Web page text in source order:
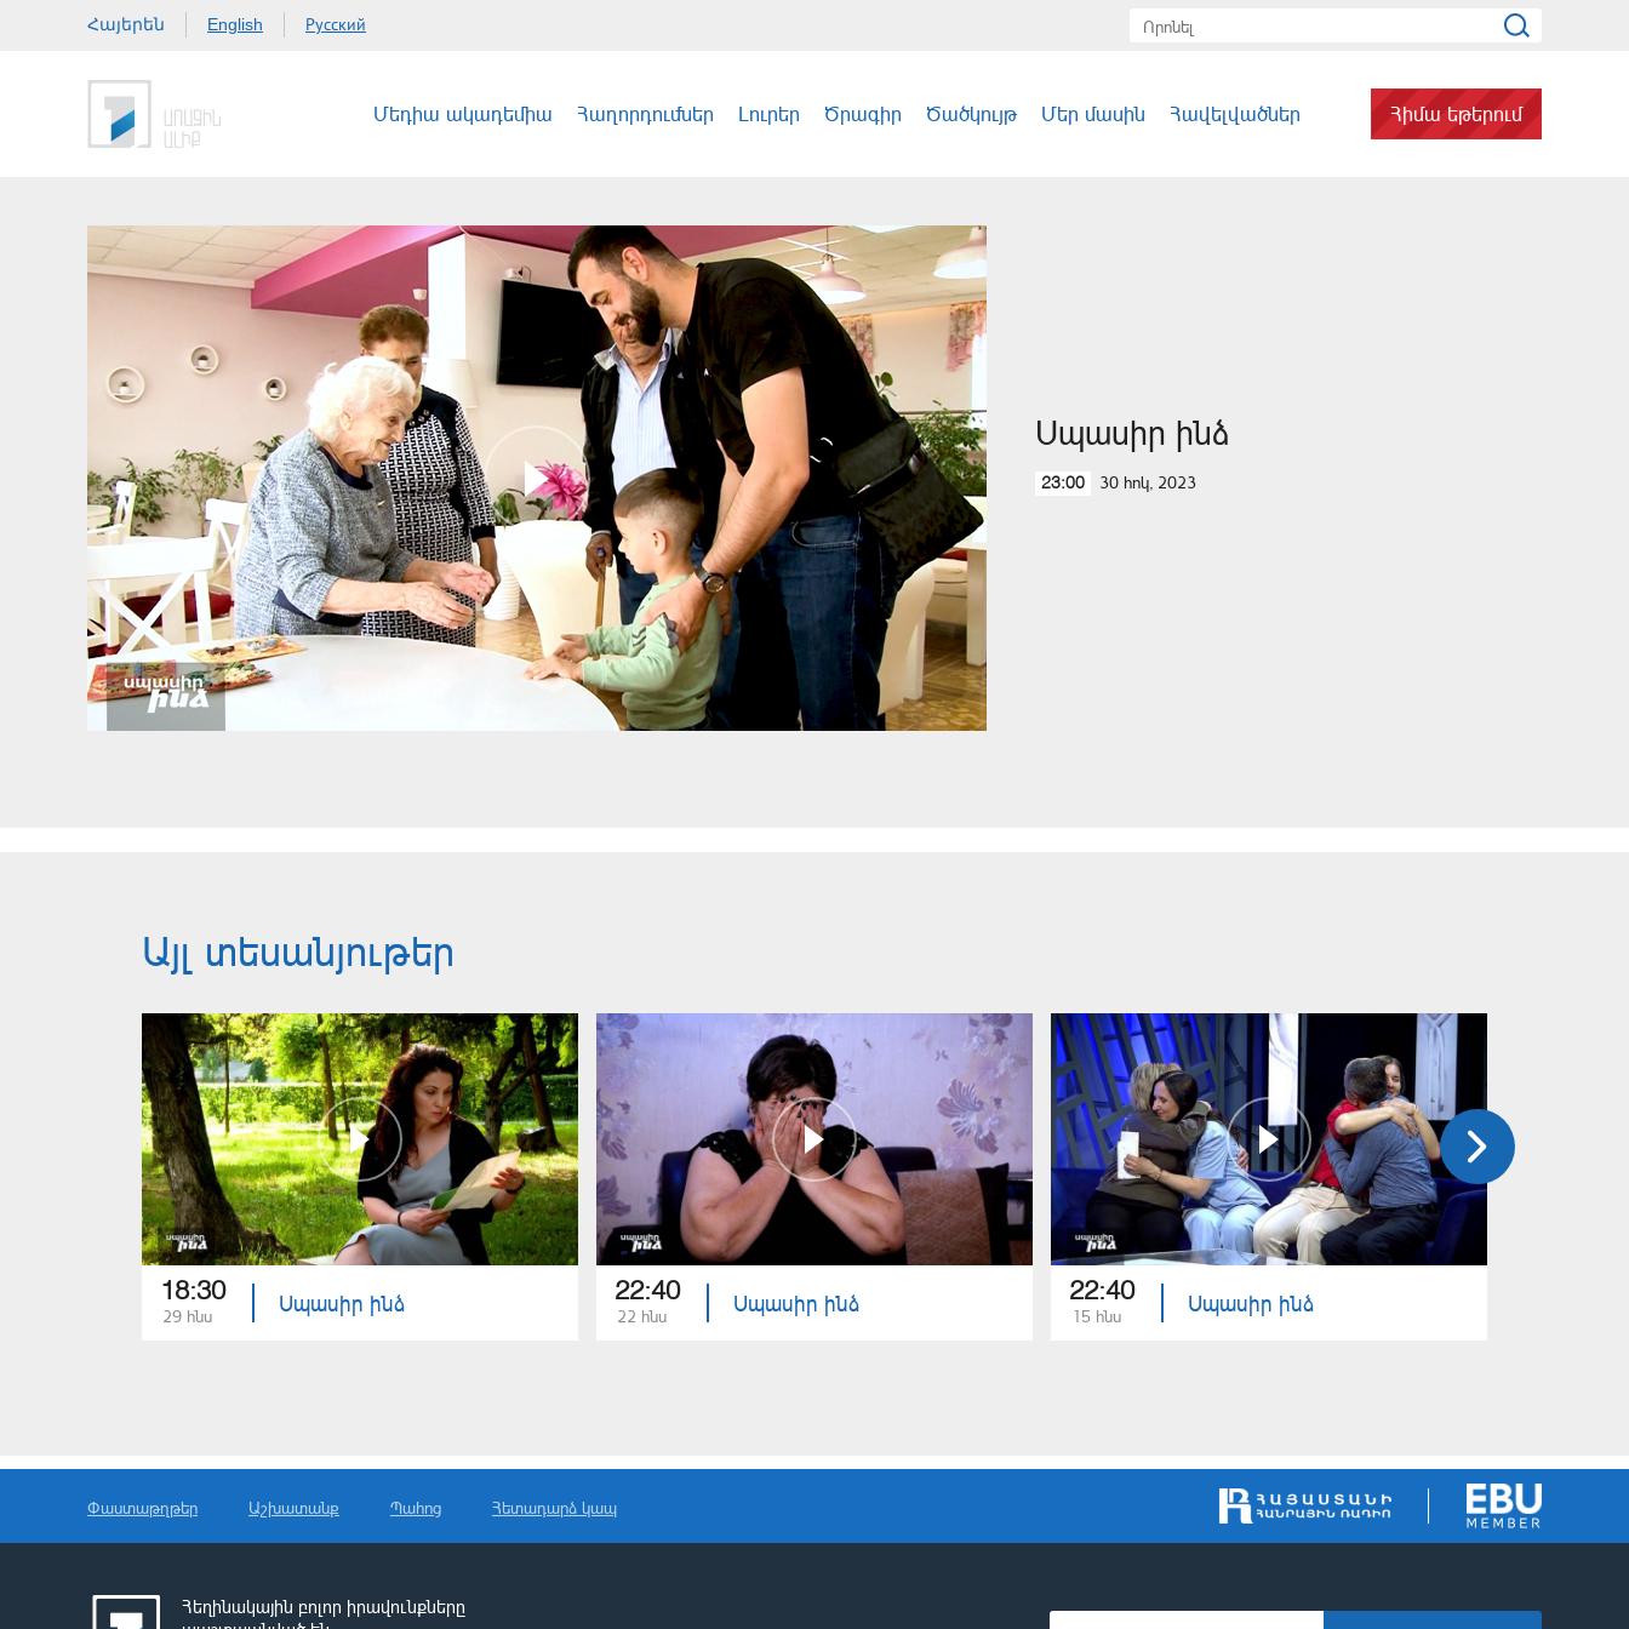
Հայերեն English Русский
Մեդիա ակադեմիա Հաղորդումներ Լուրեր Ծրագիր Ծածկույթ Մեր մասին Հավելվածներ Հիմա եթերում
Սպասիր ինձ
23:00 30 հոկ, 2023
Այլ տեսանյութեր
18:30
29 հնս Սպասիր ինձ 22:40
22 հնս Սպասիր ինձ 22:40
15 հնս Սպասիր ինձ
Փաստաթղթեր Աշխատանք Պահոց Հետադարձ կապ
Հեղինակային բոլոր իրավունքները